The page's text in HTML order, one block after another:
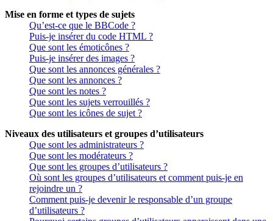
Mise en forme et types de sujets
Qu’est-ce que le BBCode ?
Puis-je insérer du code HTML ?
Que sont les émoticônes ?
Puis-je insérer des images ?
Que sont les annonces générales ?
Que sont les annonces ?
Que sont les notes ?
Que sont les sujets verrouillés ?
Que sont les icônes de sujet ?
Niveaux des utilisateurs et groupes d’utilisateurs
Que sont les administrateurs ?
Que sont les modérateurs ?
Que sont les groupes d’utilisateurs ?
Où sont les groupes d’utilisateurs et comment puis-je en
rejoindre un ?
Comment puis-je devenir le responsable d’un groupe
d’utilisateurs ?